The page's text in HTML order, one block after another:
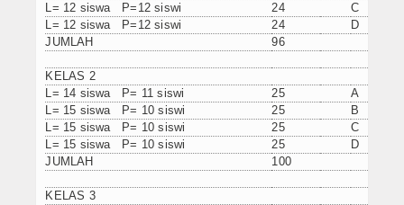
L= 12 siswa P=12 siswi
24
C
L= 12 siswa P=12 siswi
24
D
JUMLAH
96
KELAS 2
L= 14 siswa P= 11 siswi
25
A
L= 15 siswa P= 10 siswi
25
B
L= 15 siswa P= 10 siswi
25
C
L= 15 siswa P= 10 siswi
25
D
JUMLAH
100
KELAS 3